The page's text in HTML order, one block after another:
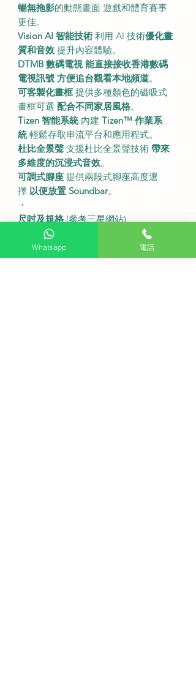
暢無拖影的動態畫面 遊戲和體育賽事
更佳。
Vision AI 智能技術 利用 AI 技術優化畫
質和音效 提升內容體驗。
DTMB 數碼電視 能直接接收香港數碼
電視訊號 方便追台觀看本地頻道。
可客製化畫框提供多種顏色的磁吸式
畫框可選 配合不同家居風格。
Tizen 智能系統內建 Tizen™ 作業系
統輕鬆存取串流平台和應用程式。
杜比全景聲 支援杜比全景聲技術 帶來
多維度的沉浸式音效。
可調式腳座 提供兩段式腳座高度選
擇 以便放置 Soundbar。
・
尺吋及規格(參考三星網站)
65LS03F。
螢幕尺寸65 吋。
解像度4K (3840 x 2160)。
Whatsapp 電話